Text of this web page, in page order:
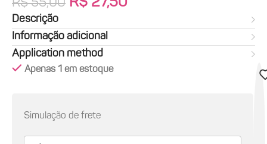
R$55,00
Descrição
Informação adicional
Application method
Apenas 1 em estoque
Simulação de frete